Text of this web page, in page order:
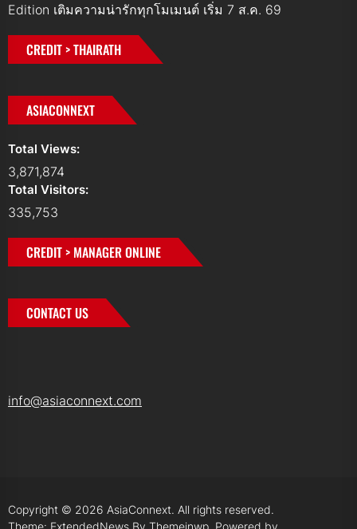
Edition เติมความน่ารักทุกโมเมนต์ เริ่ม 7 ส.ค. 69
CREDIT > THAIRATH
ASIACONNEXT
Total Views:
3,871,874
Total Visitors:
335,753
CREDIT > MANAGER ONLINE
CONTACT US
info@asiaconnext.com
Copyright © 2026 AsiaConnext. All rights reserved.